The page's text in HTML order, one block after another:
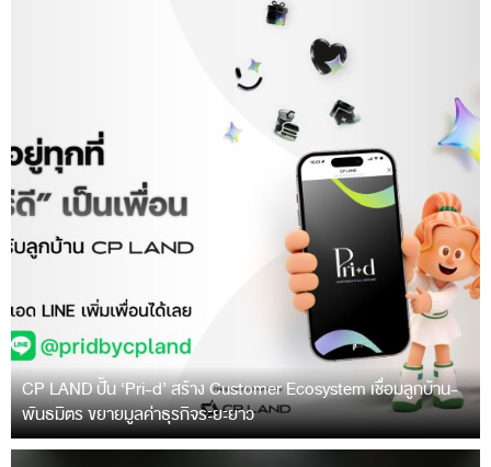
CP LAND ปั้น ‘Pri-d’ สร้าง Customer Ecosystem เชื่อมลูกบ้าน-
พันธมิตร ขยายมูลค่าธุรกิจระยะยาว